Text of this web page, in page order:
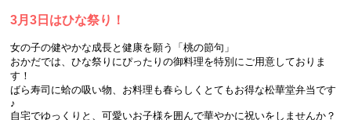
3月3日はひな祭り！
女の子の健やかな成長と健康を願う「桃の節句」
おかだでは、ひな祭りにぴったりの御料理を特別にご用意しておりま
す！
ばら寿司に蛤の吸い物、お料理も春らしくとてもお得な松華堂弁当です
♪
自宅でゆっくりと、可愛いお子様を囲んで華やかに祝いをしませんか？